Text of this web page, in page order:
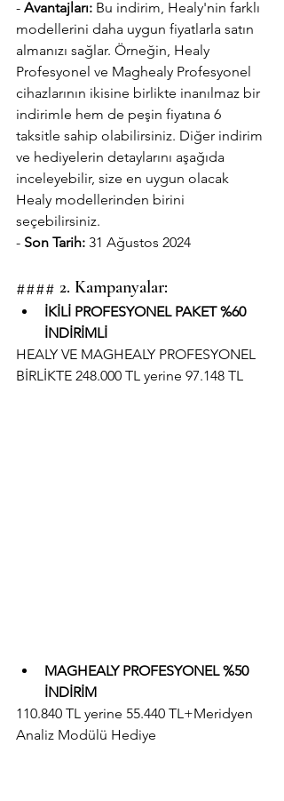
- Avantajları: Bu indirim, Healy'nin farklı
modellerini daha uygun fiyatlarla satın
almanızı sağlar. Örneğin, Healy
Profesyonel ve Maghealy Profesyonel
cihazlarının ikisine birlikte inanılmaz bir
indirimle hem de peşin fiyatına 6
taksitle sahip olabilirsiniz. Diğer indirim
ve hediyelerin detaylarını aşağıda
inceleyebilir, size en uygun olacak
Healy modellerinden birini
seçebilirsiniz.
- Son Tarih: 31 Ağustos 2024
#### 2. Kampanyalar:
İKİLİ PROFESYONEL PAKET %60
İNDİRİMLİ
HEALY VE MAGHEALY PROFESYONEL
BİRLİKTE 248.000 TL yerine 97.148 TL
MAGHEALY PROFESYONEL %50
İNDİRİM
110.840 TL yerine 55.440 TL+Meridyen
Analiz Modülü Hediye